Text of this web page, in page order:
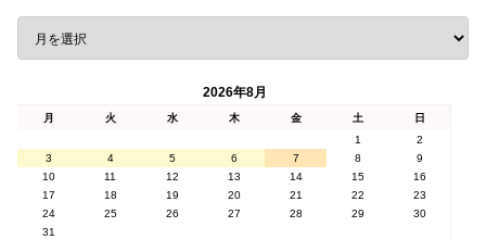
2026年8月
月 火 水 木 金 土
日
1
2
3
4 5 6 7 8
9
10
11 12 13 14 15
16
17
18 19 20 21 22
23
24
25 26 27 28 29
30
31